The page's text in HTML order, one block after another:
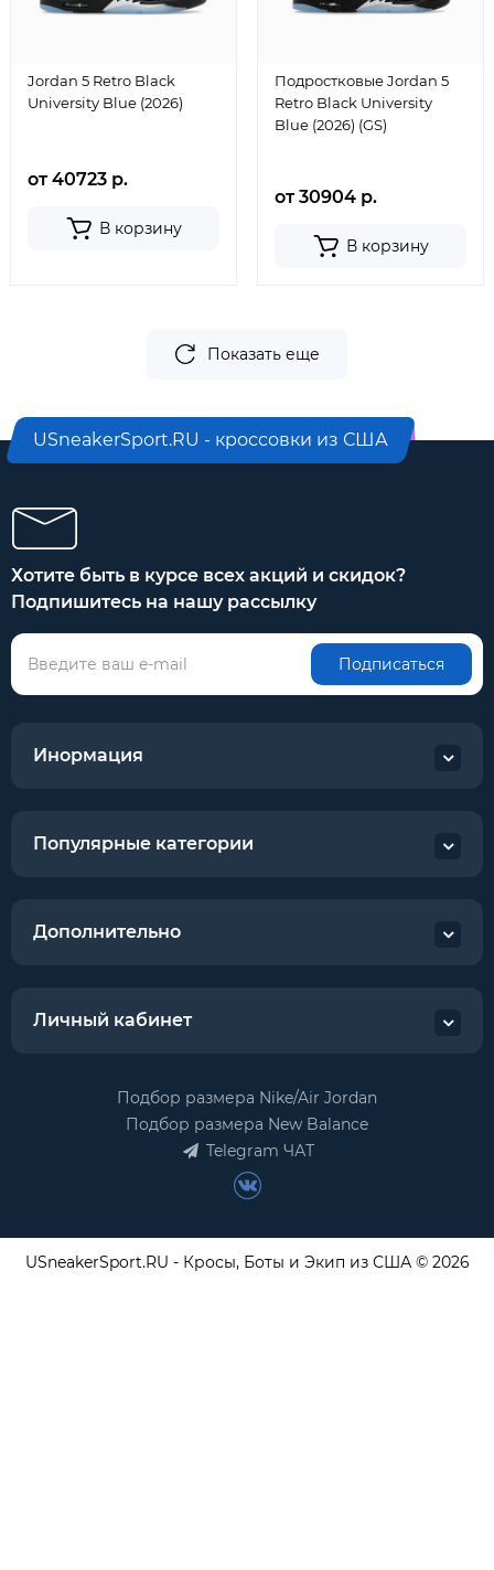
Jordan 5 Retro Black
University Blue (2026)
от 40723 р.
В корзину
Подростковые Jordan 5
Retro Black University
Blue (2026) (GS)
от 30904 р.
В корзину
Показать еще
USneakerSport.RU - кроссовки из США
Хотите быть в курсе всех акций и скидок?
Подпишитесь на нашу рассылку
Подписаться
Инормация
Популярные категории
Дополнительно
Личный кабинет
Подбор размера Nike/Air Jordan
Подбор размера New Balance
Telegram ЧАТ
USneakerSport.RU - Кросы, Боты и Экип из США © 2026